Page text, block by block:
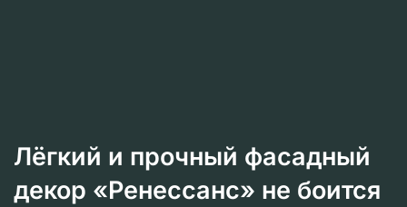
Лёгкий и прочный фасадный
декор «Ренессанс» не боится